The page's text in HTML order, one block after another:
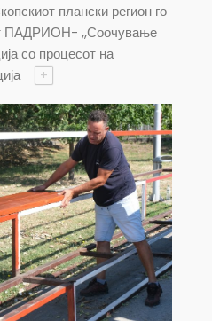
плански регион го
ПАДРИОН- ,,Соочување
со процесот на
+